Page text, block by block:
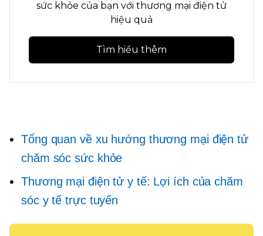
sức khỏe của bạn với thương mại điện tử
hiệu quả
Tìm hiểu thêm
Tổng quan về xu hướng thương mại điện tử
chăm sóc sức khỏe
Thương mại điện tử y tế: Lợi ích của chăm
sóc y tế trực tuyến